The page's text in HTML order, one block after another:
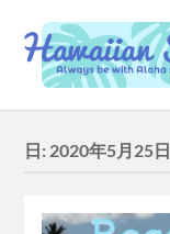
日: 2020年5月25日